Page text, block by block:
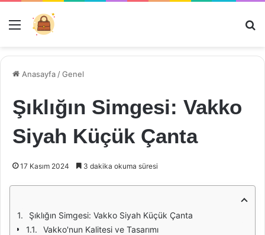
Menü
Anasayfa /Genel
Şıklığın Simgesi: Vakko
Siyah Küçük Çanta
17 Kasım 2024 3 dakika okuma süresi
Şıklığın Simgesi: Vakko Siyah Küçük Çanta
Vakko'nun Kalitesi ve Tasarımı